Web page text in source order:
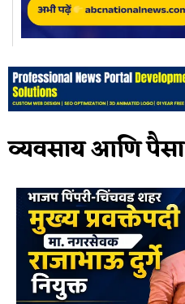
व्यवसाय आणि पैसा